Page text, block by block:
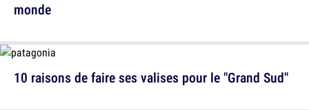
monde
10 raisons de faire ses valises pour le "Grand Sud"